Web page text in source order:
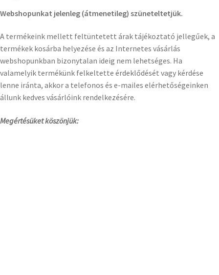
Webshopunkat jelenleg (átmenetileg) szüneteltetjük.
A termékeink mellett feltüntetett árak tájékoztató jellegűek, a
termékek kosárba helyezése és az Internetes vásárlás
webshopunkban bizonytalan ideig nem lehetséges. Ha
valamelyik termékünk felkeltette érdeklődését vagy kérdése
lenne iránta, akkor a telefonos és e-mailes elérhetőségeinken
állunk kedves vásárlóink rendelkezésére.
Megértésüket köszönjük: